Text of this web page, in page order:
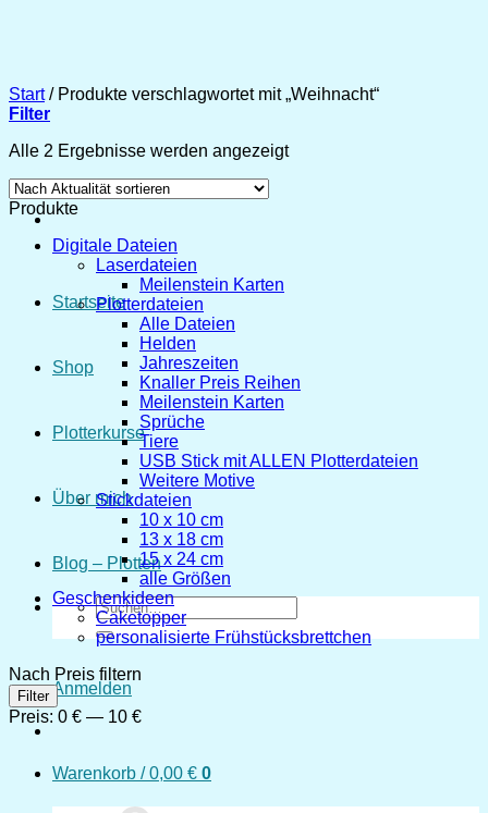
Startseite
Shop
Plotterkurse
Über mich
Blog – Plotten
Suchen
nach:
Anmelden
Warenkorb /0,00 € 0
Start /Produkte verschlagwortet mit „Weihnacht“
Filter
Alle 2 Ergebnisse werden angezeigtNach
Produkte
Digitale Dateien
Laserdateien
Meilenstein Karten
Plotterdateien
Alle Dateien
Helden
Jahreszeiten
Knaller Preis Reihen
Meilenstein Karten
Sprüche
Tiere
USB Stick mit ALLEN Plotterdateien
Weitere Motive
Stickdateien
10 x 10 cm
13 x 18 cm
15 x 24 cm
alle Größen
Geschenkideen
Caketopper
personalisierte Frühstücksbrettchen
Nach Preis filtern
Min.
Preis
Max.
Preis
Filter
Preis: 0 € — 10 €